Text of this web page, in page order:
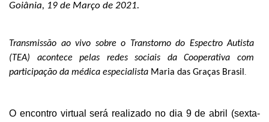
Goiânia, 19 de Março de 2021.
Transmissão ao vivo sobre o Transtorno do Espectro Autista
(TEA) acontece pelas redes sociais daCooperativa com
participação da médica especialista Maria das Graças Brasil .
O encontro virtual será realizado no dia 9 de abril (sexta-